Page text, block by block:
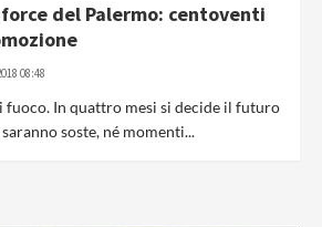
del Palermo: centoventi
08:48
In quattro mesi si decide il futuro
soste, né momenti...